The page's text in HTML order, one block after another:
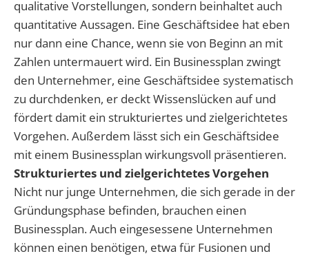
qualitative Vorstellungen, sondern beinhaltet auch
quantitative Aussagen. Eine Geschäftsidee hat eben
nur dann eine Chance, wenn sie von Beginn an mit
Zahlen untermauert wird. Ein Businessplan zwingt
den Unternehmer, eine Geschäftsidee systematisch
zu durchdenken, er deckt Wissenslücken auf und
fördert damit ein strukturiertes und zielgerichtetes
Vorgehen. Außerdem lässt sich ein Geschäftsidee
mit einem Businessplan wirkungsvoll präsentieren.
Strukturiertes und zielgerichtetes Vorgehen
Nicht nur junge Unternehmen, die sich gerade in der
Gründungsphase befinden, brauchen einen
Businessplan. Auch eingesessene Unternehmen
können einen benötigen, etwa für Fusionen und